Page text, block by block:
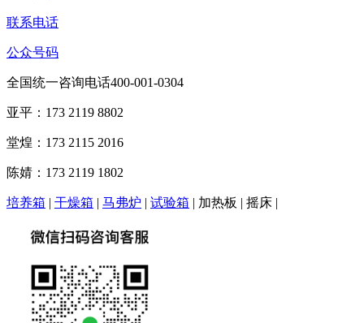
联系电话
公众号码
全国统一咨询电话400-001-0304
亚平：173 2119 8802
堂煌：173 2115 2016
陈婧：173 2119 1802
培养箱 | 干燥箱 | 马弗炉 | 试验箱 | 加热板 | 摇床 |